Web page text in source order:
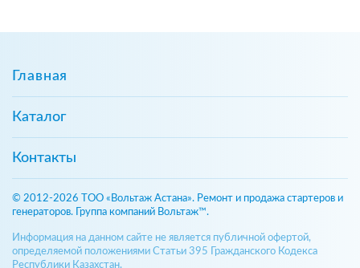
Главная
Каталог
Контакты
© 2012-2026 ТОО «Вольтаж Астана». Ремонт и продажа стартеров и
генераторов. Группа компаний Вольтаж™.
Информация на данном сайте не является публичной офертой,
определяемой положениями Статьи 395 Гражданского Кодекса
Республики Казахстан.